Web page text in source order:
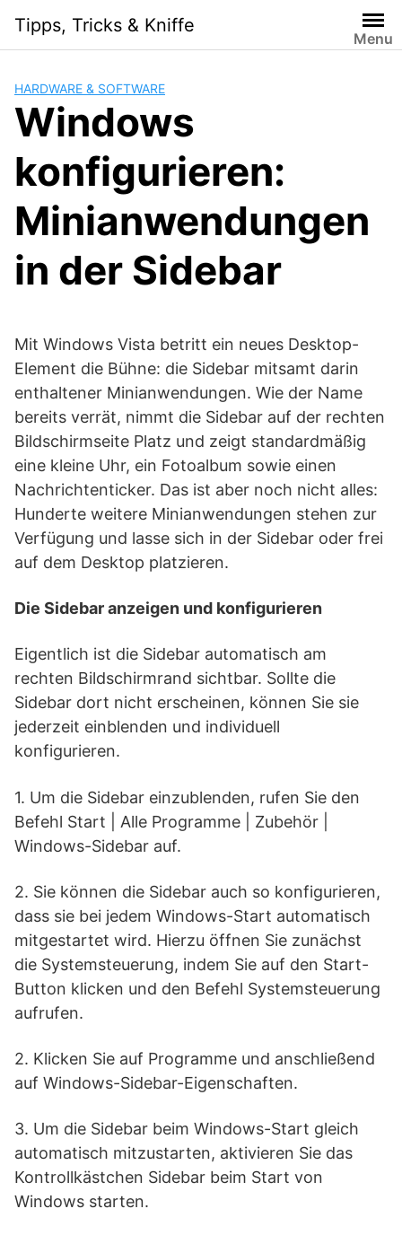
content
Tipps, Tricks & Kniffe
Menu
HARDWARE & SOFTWARE
Windows
konfigurieren:
Minianwendungen
in der Sidebar
Mit Windows Vista betritt ein neues Desktop-
Element die Bühne: die Sidebar mitsamt darin
enthaltener Minianwendungen. Wie der Name
bereits verrät, nimmt die Sidebar auf der rechten
Bildschirmseite Platz und zeigt standardmäßig
eine kleine Uhr, ein Fotoalbum sowie einen
Nachrichtenticker. Das ist aber noch nicht alles:
Hunderte weitere Minianwendungen stehen zur
Verfügung und lasse sich in der Sidebar oder frei
auf dem Desktop platzieren.
Die Sidebar anzeigen und konfigurieren
Eigentlich ist die Sidebar automatisch am
rechten Bildschirmrand sichtbar. Sollte die
Sidebar dort nicht erscheinen, können Sie sie
jederzeit einblenden und individuell
konfigurieren.
1. Um die Sidebar einzublenden, rufen Sie den
Befehl Start | Alle Programme | Zubehör |
Windows-Sidebar auf.
2. Sie können die Sidebar auch so konfigurieren,
dass sie bei jedem Windows-Start automatisch
mitgestartet wird. Hierzu öffnen Sie zunächst
die Systemsteuerung, indem Sie auf den Start-
Button klicken und den Befehl Systemsteuerung
aufrufen.
2. Klicken Sie auf Programme und anschließend
auf Windows-Sidebar-Eigenschaften.
3. Um die Sidebar beim Windows-Start gleich
automatisch mitzustarten, aktivieren Sie das
Kontrollkästchen Sidebar beim Start von
Windows starten.